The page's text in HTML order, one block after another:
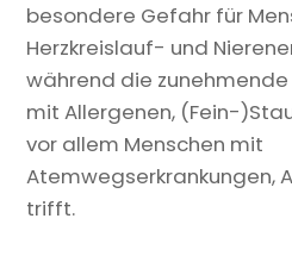
besondere Gefahr für
Herzkreislauf- und
während die
mit Allergenen, (Fein-
vor allem Menschen mit
Atemwegserkrankungen,
trifft.